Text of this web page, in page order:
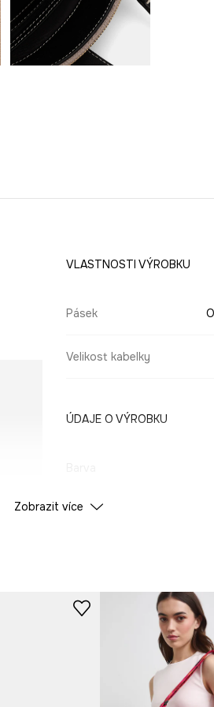
VLASTNOSTI VÝROBKU
Pásek
Velikost kabelky
ÚDAJE O VÝROBKU
ID produktu
Zobrazit více